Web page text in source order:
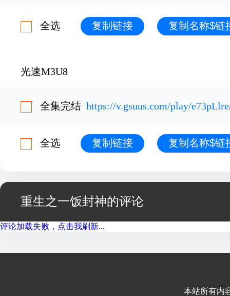
全选 复制链接 复制名称$链
光速M3U8
全集完结 https://v.gsuus.com/play/
全选 复制链接 复制名称$链
重生之一饭封神的评论
评论加载失败，点击我刷新...
本站所有内